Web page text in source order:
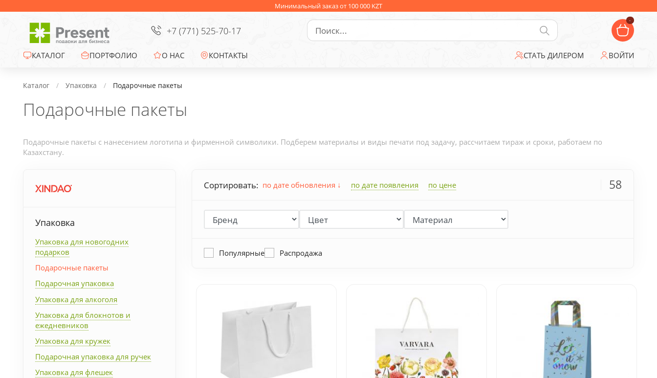
Минимальный заказ от 100 000 KZT
+7 (771) 525-70-17
-
КАТАЛОГ
Офисные сувениры
Зонты
Промо-сувениры
Электроника
Сувениры к
Подарочные наборы
Личные аксессуары
Деловые подарки
Съедобные подарки с
логотипом
ПОРТФОЛИО О НАС КОНТАКТЫ СТАТЬ ДИЛЕРОМ ВОЙТИ
Каталог Упаковка Подарочные пакеты
Подарочные пакеты
Подарочные пакеты с нанесением логотипа и фирменной символики. Подберем материалы и виды печати под задачу, рассчитаем тираж и сроки, работаем по
Казахстану.
Упаковка
Упаковка для новогодних
подарков
Подарочные пакеты
Подарочная упаковка
Упаковка для алкоголя
Упаковка для блокнотов и
ежедневников
Упаковка для кружек
Подарочная упаковка для ручек
Упаковка для флешек
Сортировать: по дате обновления по дате появления по цене 58
Популярные Распродажа